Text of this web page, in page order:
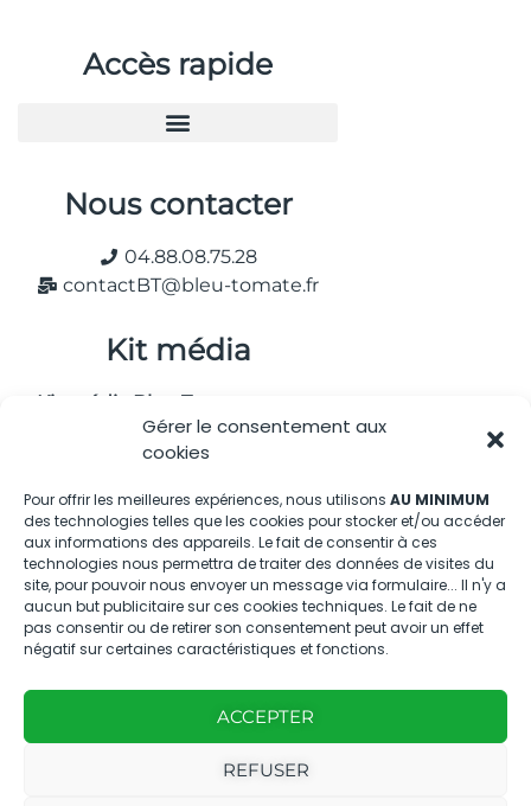
Gérer le consentement aux
cookies
Pour offrir les meilleures expériences, nous utilisons AU MINIMUM
des technologies telles que les cookies pour stocker et/ou accéder
aux informations des appareils. Le fait de consentir à ces
technologies nous permettra de traiter des données de visites du
site, pour pouvoir nous envoyer un message via formulaire... Il n'y a
aucun but publicitaire sur ces cookies techniques. Le fait de ne
pas consentir ou de retirer son consentement peut avoir un effet
négatif sur certaines caractéristiques et fonctions.
ACCEPTER
REFUSER
Accès rapide
Nous contacter
04.88.08.75.28
contactBT@bleu-tomate.fr
Kit média
Kit média Bleu Tomate
Nous suivre
édité par notre
Mentions
légales
le
de